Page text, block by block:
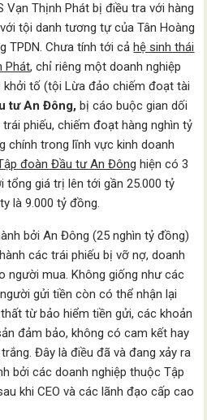
Vạn Thịnh Phát bị điều tra với hàng
tội danh tương tự của Tân Hoàng
TPDN. Chưa tính tới cả hệ sinh thái
Phát, chỉ riêng một doanh nghiệp
khởi tố (tội Lừa đảo chiếm đoạt tài
tư An Đông, bị cáo buộc gian dối
phiếu, chiếm đoạt hàng nghìn tỷ
chính trong lĩnh vực kinh doanh
đoàn Đầu tư An Đông hiện có 3
tổng giá trị lên tới gần 25.000 tỷ
là 9.000 tỷ đồng.
bởi An Đông (25 nghìn tỷ đồng)
các trái phiếu bị vỡ nợ, doanh
người mua. Không giống như các
gửi tiền còn có thể nhận lại
từ bảo hiểm tiền gửi, các khoản
đảm bảo, không có cam kết hay
Đây là điều đã và đang xảy ra
bởi các doanh nghiệp thuộc Tập
khi CEO và các lãnh đạo cấp cao